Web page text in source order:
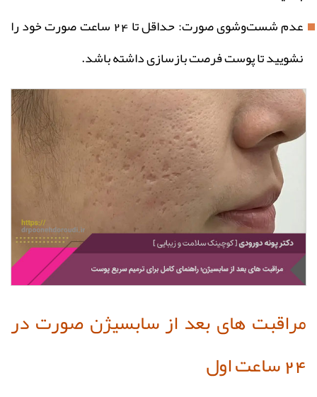
عدم شست‌وشوی صورت: حداقل تا 24 ساعت صورت خود را
نشویید تا پوست فرصت بازسازی داشته باشد.
مراقبت های بعد از سابسیژن صورت در
24 ساعت اول